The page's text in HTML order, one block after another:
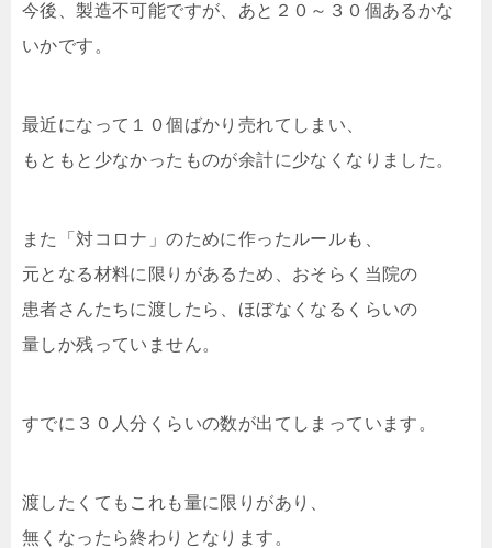
今後、製造不可能ですが、あと２０～３０個あるかな
いかです。
最近になって１０個ばかり売れてしまい、
もともと少なかったものが余計に少なくなりました。
また「対コロナ」のために作ったルールも、
元となる材料に限りがあるため、おそらく当院の
患者さんたちに渡したら、ほぼなくなるくらいの
量しか残っていません。
すでに３０人分くらいの数が出てしまっています。
渡したくてもこれも量に限りがあり、
無くなったら終わりとなります。